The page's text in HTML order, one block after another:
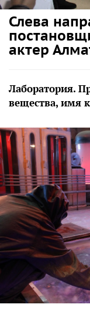
Слева
актер
Лаборатория.
вещества, имя